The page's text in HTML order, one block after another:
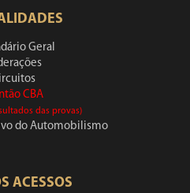
Geral
CBA
das provas)
do Automobilismo
ACESSOS